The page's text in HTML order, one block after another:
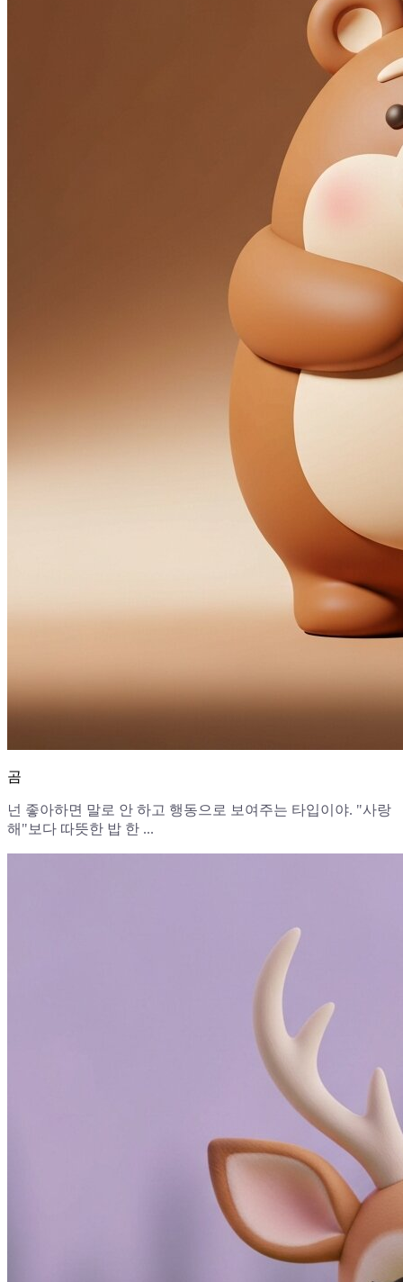
곰
넌 좋아하면 말로 안 하고 행동으로 보여주는 타입이야. "사랑
해"보다 따뜻한 밥 한 ...